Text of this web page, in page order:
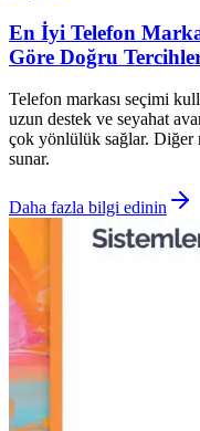
En İyi Telefon
Göre Doğru
Telefon markası seçimi
uzun destek ve seyahat
çok yönlülük sağlar. Diğer
sunar.
Daha fazla bilgi edinin